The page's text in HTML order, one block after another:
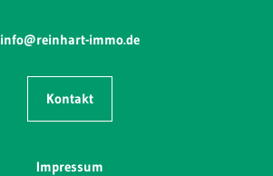
info@reinhart-immo.de
Kontakt
Impressum